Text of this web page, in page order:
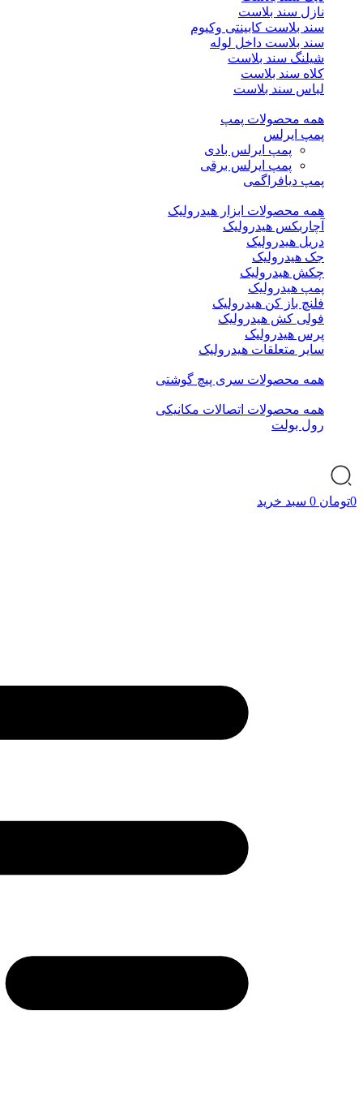
نازل سند بلاست
سند بلاست کابینتی وکیوم
سند بلاست داخل لوله
شیلنگ سند بلاست
کلاه سند بلاست
لباس سند بلاست
همه محصولات پمپ
پمپ ایرلس
پمپ ایرلس بادی
پمپ ایرلس برقی
پمپ دیافراگمی
همه محصولات ابزار هیدرولیک
آچاربکس هیدرولیک
دریل هیدرولیک
جک هیدرولیک
چکش هیدرولیک
پمپ هیدرولیک
فلنچ باز کن هیدرولیک
فولی کش هیدرولیک
پرس هیدرولیک
سایر متعلقات هیدرولیک
همه محصولات سری پیچ گوشتی
همه محصولات اتصالات مکانیکی
رول بولت
0تومان 0 سبد خرید